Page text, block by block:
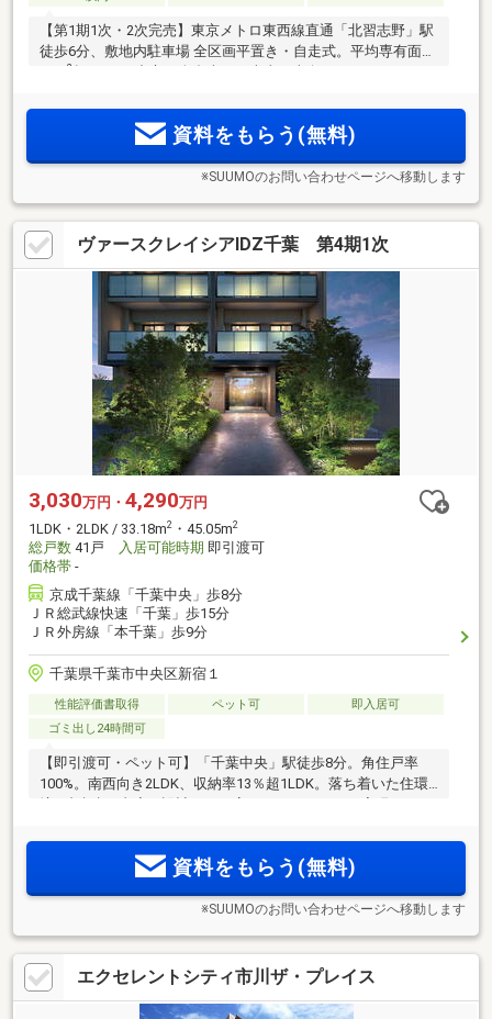
【第1期1次・2次完売】東京メトロ東西線直通「北習志野」駅
徒歩6分、敷地内駐車場 全区画平置き・自走式。平均専有面積
2
資料をもらう(無料)
※SUUMOのお問い合わせページへ移動します
ヴァースクレイシアIDZ千葉 第4期1次
3,030万円・ 4,290万円
1LDK・2LDK / 33.18m2 ・45.05m2
総戸数 41戸 入居可能時期 即引渡可
価格帯 -
京成千葉線「千葉中央」歩8分
ＪＲ総武線快速「千葉」歩15分
ＪＲ外房線「本千葉」歩9分
千葉県千葉市中央区新宿１
性能評価書取得 ペット可
即入居可
ゴミ出し24時間可
【即引渡可・ペット可】「千葉中央」駅徒歩8分。角住戸率
100%。南西向き2LDK、収納率13％超1LDK。落ち着いた住環
境。顔認証×内廊下設計により高いセキュリティを実現。
資料をもらう(無料)
※SUUMOのお問い合わせページへ移動します
エクセレントシティ市川ザ・プレイス